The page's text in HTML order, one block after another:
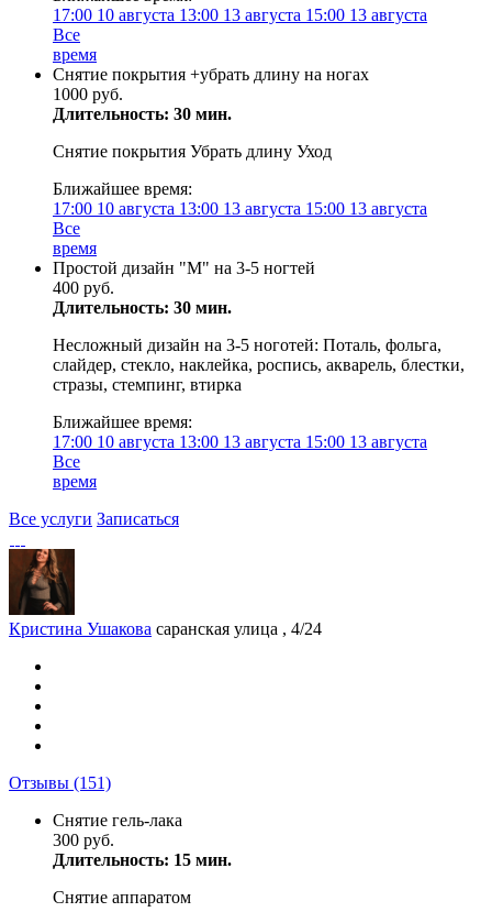
17:00 10 августа 13:00 13 августа 15:00 13 августа
Все
время
Снятие покрытия +убрать длину на ногах
1000 руб.
Длительность: 30 мин.
Снятие покрытия Убрать длину Уход
Ближайшее время:
17:00 10 августа 13:00 13 августа 15:00 13 августа
Все
время
Простой дизайн "M" на 3-5 ногтей
400 руб.
Длительность: 30 мин.
Несложный дизайн на 3-5 ноготей: Поталь, фольга,
слайдер, стекло, наклейка, роспись, акварель, блестки,
стразы, стемпинг, втирка
Ближайшее время:
17:00 10 августа 13:00 13 августа 15:00 13 августа
Все
время
Все услуги Записаться
Кристина Ушакова саранская улица , 4/24
Отзывы (151)
Снятие гель-лака
300 руб.
Длительность: 15 мин.
Снятие аппаратом